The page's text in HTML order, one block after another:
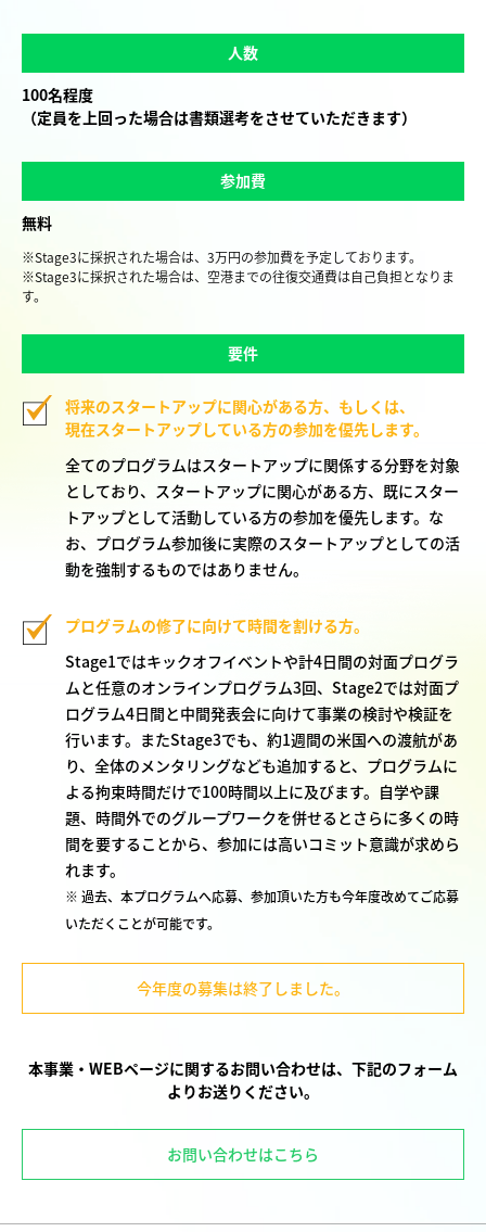
人数
100名程度
（定員を上回った場合は書類選考をさせていただきます）
参加費
無料
※Stage3に採択された場合は、3万円の参加費を予定しております。
※Stage3に採択された場合は、空港までの往復交通費は自己負担となりま
す。
要件
将来のスタートアップに関心がある方、もしくは、
現在スタートアップしている方の参加を優先します。
全てのプログラムはスタートアップに関係する分野を対象
としており、スタートアップに関心がある方、既にスター
トアップとして活動している方の参加を優先します。な
お、プログラム参加後に実際のスタートアップとしての活
動を強制するものではありません。
プログラムの修了に向けて時間を割ける方。
Stage1ではキックオフイベントや計4日間の対面プログラ
ムと任意のオンラインプログラム3回、Stage2では対面プ
ログラム4日間と中間発表会に向けて事業の検討や検証を
行います。またStage3でも、約1週間の米国への渡航があ
り、全体のメンタリングなども追加すると、プログラムに
よる拘束時間だけで100時間以上に及びます。自学や課
題、時間外でのグループワークを併せるとさらに多くの時
間を要することから、参加には高いコミット意識が求めら
れます。
※ 過去、本プログラムへ応募、参加頂いた方も今年度改めてご応募
いただくことが可能です。
今年度の募集は終了しました。
本事業・WEBページに関するお問い合わせは、下記のフォーム
よりお送りください。
お問い合わせはこちら